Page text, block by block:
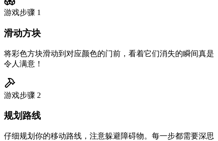
游戏步骤 1
滑动方块
将彩色方块滑动到对应颜色的门前，看着它们消失的瞬间真是
令人满意！
游戏步骤 2
规划路线
仔细规划你的移动路线，注意躲避障碍物。每一步都需要深思